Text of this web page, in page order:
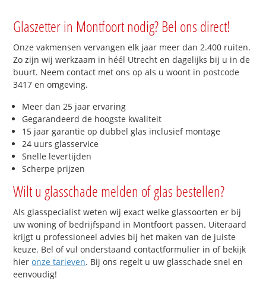
Glaszetter in Montfoort nodig? Bel ons direct!
Onze vakmensen vervangen elk jaar meer dan 2.400 ruiten.
Zo zijn wij werkzaam in héél Utrecht en dagelijks bij u in de
buurt. Neem contact met ons op als u woont in postcode
3417 en omgeving.
Meer dan 25 jaar ervaring
Gegarandeerd de hoogste kwaliteit
15 jaar garantie op dubbel glas inclusief montage
24 uurs glasservice
Snelle levertijden
Scherpe prijzen
Wilt u glasschade melden of glas bestellen?
Als glasspecialist weten wij exact welke glassoorten er bij
uw woning of bedrijfspand in Montfoort passen. Uiteraard
krijgt u professioneel advies bij het maken van de juiste
keuze. Bel of vul onderstaand contactformulier in of bekijk
hieronze tarieven. Bij ons regelt u uw glasschade snel en
eenvoudig!